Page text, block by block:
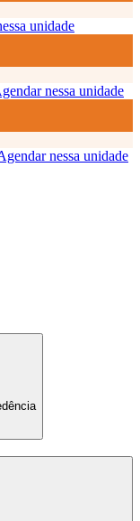
unidade
nessa unidade
nessa unidade